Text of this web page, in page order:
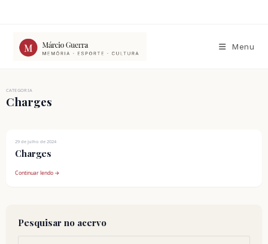
conteúdo
Menu
CATEGORIA
Charges
29 de julho de 2024
Charges
Continuar lendo →
Pesquisar no acervo